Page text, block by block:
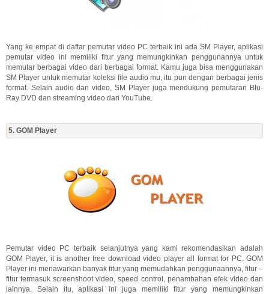
Yang ke empat di daftar pemutar video PC terbaik ini ada SM Player, aplikasi
pemutar video ini memiliki fitur yang memungkinkan penggunannya untuk
memutar berbagai video dari berbagai format. Kamu juga bisa menggunakan
SM Player untuk memutar koleksi file audio mu, itu pun dengan berbagai jenis
format. Selain audio dan video, SM Player juga mendukung pemutaran Blu-
Ray DVD dan streaming video dari YouTube.
5. GOM Player
Pemutar video PC terbaik selanjutnya yang kami rekomendasikan adalah
GOM Player, it is another free download video player all format for PC. GOM
Player ini menawarkan banyak fitur yang memudahkan penggunaannya, fitur –
fitur termasuk screenshoot video, speed control, penambahan efek video dan
lainnya. Selain itu, aplikasi ini juga memiliki fitur yang memungkinkan